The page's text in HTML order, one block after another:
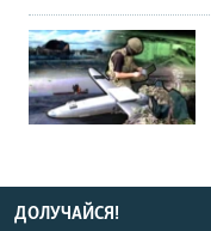
ДОЛУЧАЙСЯ!